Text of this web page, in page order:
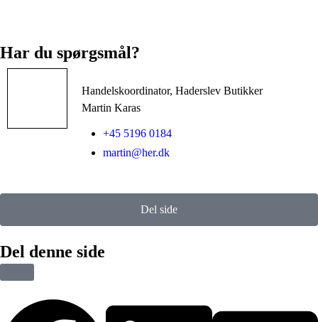
Har du spørgsmål?
Handelskoordinator, Haderslev Butikker
Martin Karas
+45 5196 0184
martin@her.dk
Del side
Del denne side